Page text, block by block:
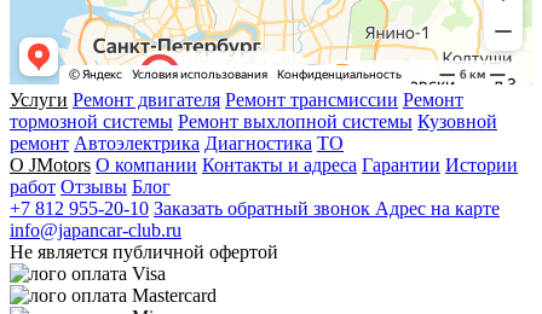
Услуги Ремонт двигателя Ремонт трансмиссии Ремонт
тормозной системы Ремонт выхлопной системы Кузовной
ремонт Автоэлектрика Диагностика ТО
О JMotors О компании Контакты и адреса Гарантии Истории
работ Отзывы Блог
+7 812 955-20-10 Заказать обратный звонок Адрес на карте
info@japancar-club.ru
Не является публичной офертой